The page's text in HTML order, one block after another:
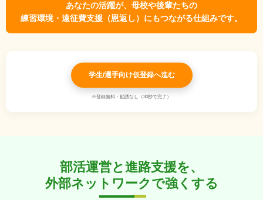
あなたの活躍が、母校や後輩たちの
練習環境・遠征費支援（恩返し）にもつながる仕組みです。
学生/選手向け仮登録へ進む
※登録無料・勧誘なし（30秒で完了）
部活運営と進路支援を、
外部ネットワークで強くする